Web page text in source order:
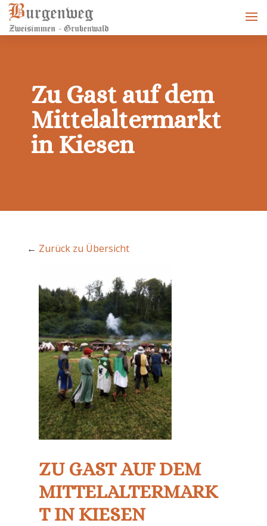
Zu Gast auf dem
Mittelaltermarkt
in Kiesen
← Zurück zu Übersicht
ZU GAST AUF DEM
MITTELALTERMARK
T IN KIESEN